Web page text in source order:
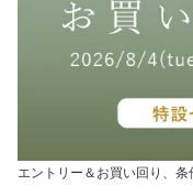
エントリー＆お買い回り、